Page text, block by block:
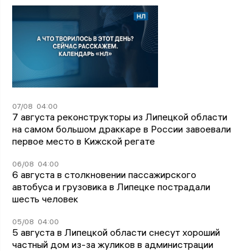
07/08 04:00
7 августа реконструкторы из Липецкой области
на самом большом драккаре в России завоевали
первое место в Кижской регате
06/08 04:00
6 августа в столкновении пассажирского
автобуса и грузовика в Липецке пострадали
шесть человек
05/08 04:00
5 августа в Липецкой области снесут хороший
частный дом из-за жуликов в администрации